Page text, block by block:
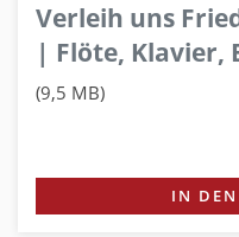
Verleih uns
| Flöte, Klavier,
(9,5 MB)
IN DEN